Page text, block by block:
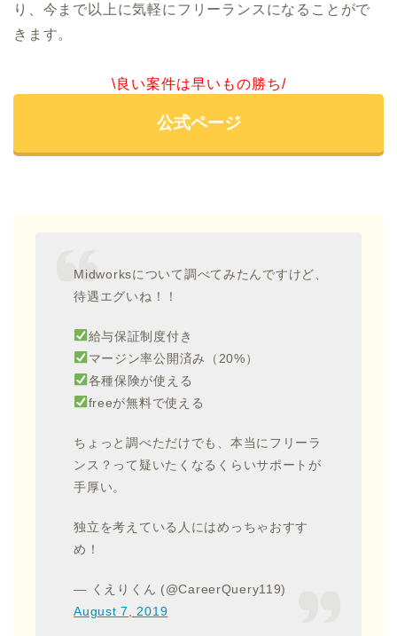
り、今まで以上に気軽にフリーランスになることがで
きます。
\良い案件は早いもの勝ち/
公式ページ
Midworksについて調べてみたんですけど、
待遇エグいね！！
給与保証制度付き
マージン率公開済み（20%）
各種保険が使える
freeが無料で使える
ちょっと調べただけでも、本当にフリーラ
ンス？って疑いたくなるくらいサポートが
手厚い。
独立を考えている人にはめっちゃおすす
め！
— くえりくん (@CareerQuery119)
August 7, 2019